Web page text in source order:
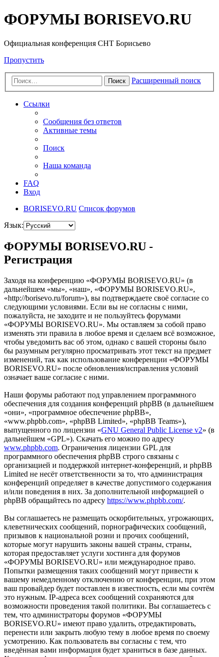
ФОРУМЫ BORISEVO.RU
Официальная конференция СНТ Борисьево
Пропустить
Поиск Расширенный поиск
Ссылки
Сообщения без ответов
Активные темы
Поиск
Наша команда
FAQ
Вход
BORISEVO.RU Список форумов
Язык:
ФОРУМЫ BORISEVO.RU -
Регистрация
Заходя на конференцию «ФОРУМЫ BORISEVO.RU» (в
дальнейшем «мы», «наш», «ФОРУМЫ BORISEVO.RU»,
«http://borisevo.ru/forum»), вы подтверждаете своё согласие со
следующими условиями. Если вы не согласны с ними,
пожалуйста, не заходите и не пользуйтесь форумами
«ФОРУМЫ BORISEVO.RU». Мы оставляем за собой право
изменять эти правила в любое время и сделаем всё возможное,
чтобы уведомить вас об этом, однако с вашей стороны было
бы разумным регулярно просматривать этот текст на предмет
изменений, так как использование конференции «ФОРУМЫ
BORISEVO.RU» после обновления/исправления условий
означает ваше согласие с ними.
Наши форумы работают под управлением программного
обеспечения для создания конференций phpBB (в дальнейшем
«они», «программное обеспечение phpBB»,
«www.phpbb.com», «phpBB Limited», «phpBB Teams»),
выпущенного по лицензии «GNU General Public License v2» (в
дальнейшем «GPL»). Скачать его можно по адресу
www.phpbb.com. Ограничения лицензии GPL для
программного обеспечения phpBB строго связаны с
организацией и поддержкой интернет-конференций, и phpBB
Limited не несёт ответственности за то, что администрация
конференций определяет в качестве допустимого содержания
и/или поведения в них. За дополнительной информацией о
phpBB обращайтесь по адресу https://www.phpbb.com/.
Вы соглашаетесь не размещать оскорбительных, угрожающих,
клеветнических сообщений, порнографических сообщений,
призывов к национальной розни и прочих сообщений,
которые могут нарушить законы вашей страны, страны,
которая предоставляет услуги хостинга для форумов
«ФОРУМЫ BORISEVO.RU» или международное право.
Попытки размещения таких сообщений могут привести к
вашему немедленному отключению от конференции, при этом
ваш провайдер будет поставлен в известность, если мы сочтём
это нужным. IP-адреса всех сообщений сохраняются для
возможности проведения такой политики. Вы соглашаетесь с
тем, что администраторы форумов «ФОРУМЫ
BORISEVO.RU» имеют право удалить, отредактировать,
перенести или закрыть любую тему в любое время по своему
усмотрению. Как пользователь вы согласны с тем, что
введённая вами информация будет храниться в базе данных.